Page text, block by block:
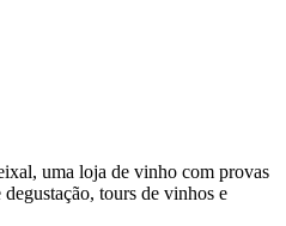
uma loja de vinho com provas
tours de vinhos e